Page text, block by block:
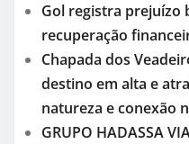
Gol registra prejuízo
recuperação
Chapada dos
destino em alta e
natureza e conexão
GRUPO HADASSA